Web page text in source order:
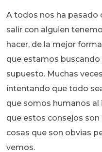
A todos nos ha pasado
salir con alguien
hacer, de la mejor
que estamos
supuesto. Muchas
intentando que todo
que somos humanos al
que estos consejos
cosas que son obvias
vemos.